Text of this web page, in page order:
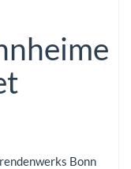
Bonn